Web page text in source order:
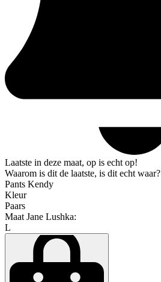
Laatste in deze maat, op is echt op!
Waarom is dit de laatste, is dit echt waar?
Pants Kendy
Kleur
Paars
Maat Jane Lushka:
L